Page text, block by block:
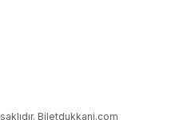
Biletdukkani.com